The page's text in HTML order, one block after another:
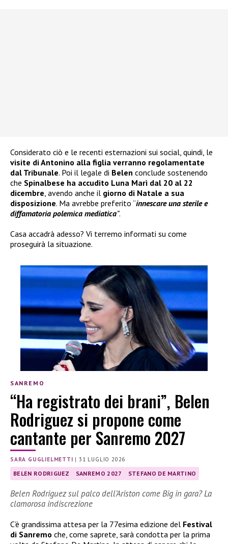
Considerato ciò e le recenti esternazioni sui social, quindi, le
visite di Antonino alla figlia verranno regolamentate
dal Tribunale. Poi il legale di Belen conclude sostenendo
che Spinalbese ha accudito Luna Marì dal 20 al 22
dicembre, avendo anche il giorno di Natale a sua
disposizione. Ma avrebbe preferito “innescare una sterile e
diffamatoria polemica mediatica”.
Casa accadrà adesso? Vi terremo informati su come
proseguirà la situazione.
SANREMO
“Ha registrato dei brani”, Belen
Rodriguez si propone come
cantante per Sanremo 2027
SARA GUGLIELMETTI |31 LUGLIO 2026
BELEN RODRIGUEZ SANREMO 2027 STEFANO DE MARTINO
Belen Rodriguez sul palco dell’Ariston come Big in gara? La
clamorosa indiscrezione
C’è grandissima attesa per la 77esima edizione del Festival
di Sanremo che, come saprete, sarà condotta per la prima